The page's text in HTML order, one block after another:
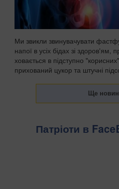
Ми звикли звинувачувати
напої в усіх бідах зі здоров'ям,
ховається в підступно
прихований цукор та штучні
Патріоти в